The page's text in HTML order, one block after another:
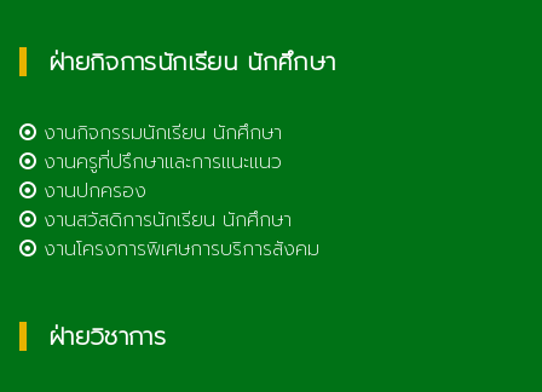
ฝ่ายกิจการนักเรียน นักศึกษา
งานกิจกรรมนักเรียน นักศึกษา
งานครูที่ปรึกษาและการแนะแนว
งานปกครอง
งานสวัสดิการนักเรียน นักศึกษา
งานโครงการพิเศษการบริการสังคม
ฝ่ายวิชาการ